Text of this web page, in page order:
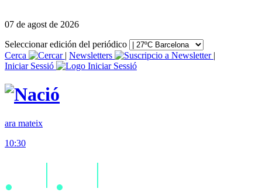
07 de agost de 2026
Seleccionar edición del periódico
Cerca
| Newsletters
|
Iniciar Sessió
ara mateix
10:30